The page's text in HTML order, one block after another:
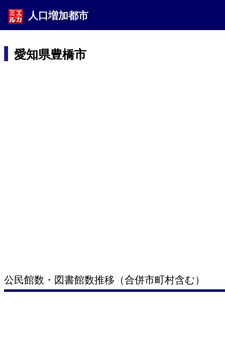
人口増加都市
愛知県豊橋市
公民館数・図書館数推移（合併市町村含む）